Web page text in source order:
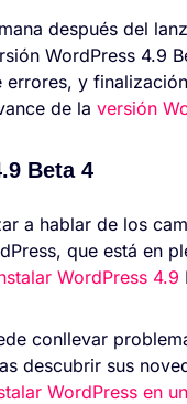
después del
WordPress 4.9
y
de la versión
Beta 4
a hablar de los
que está en
WordPress 4.9
conllevar
descubrir sus
WordPress en